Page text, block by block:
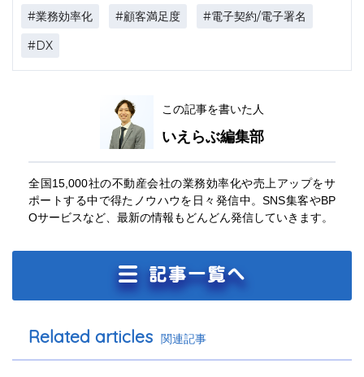
#業務効率化 #顧客満足度
#電子契約/電子署名
#DX
この記事を書いた人
いえらぶ編集部
全国15,000社の不動産会社の業務効率化や売上アップをサ
ポートする中で得たノウハウを日々発信中。SNS集客やBP
Oサービスなど、最新の情報もどんどん発信していきます。
Related articles 関連記事